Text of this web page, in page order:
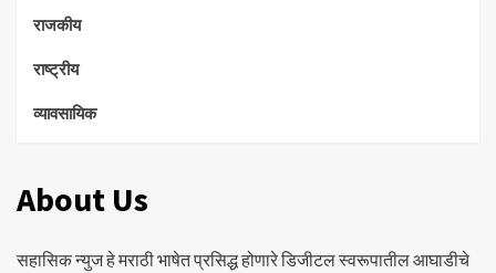
राजकीय
राष्ट्रीय
व्यावसायिक
About Us
सहासिक न्युज हे मराठी भाषेत प्रसिद्ध होणारे डिजीटल स्वरूपातील आघाडीचे